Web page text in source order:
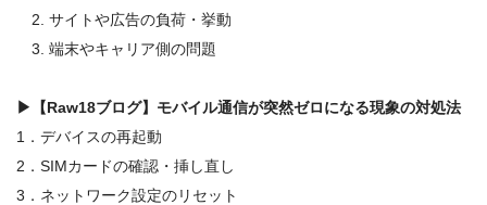
2. サイトや広告の負荷・挙動
3. 端末やキャリア側の問題
▶ 【Raw18ブログ】モバイル通信が突然ゼロになる現象の対処法
1．デバイスの再起動
2．SIMカードの確認・挿し直し
3．ネットワーク設定のリセット